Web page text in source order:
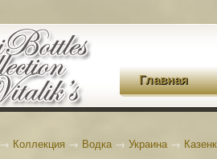
Главная
→ Коллекция → Водка→ Украина→